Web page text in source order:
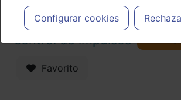
profesionales facultados prescribir
cada caso concreto, el tratamiento más
necesidades del paciente.
Configurar cookies
Actualidad y Artículos|
control de impulsos
Favorito